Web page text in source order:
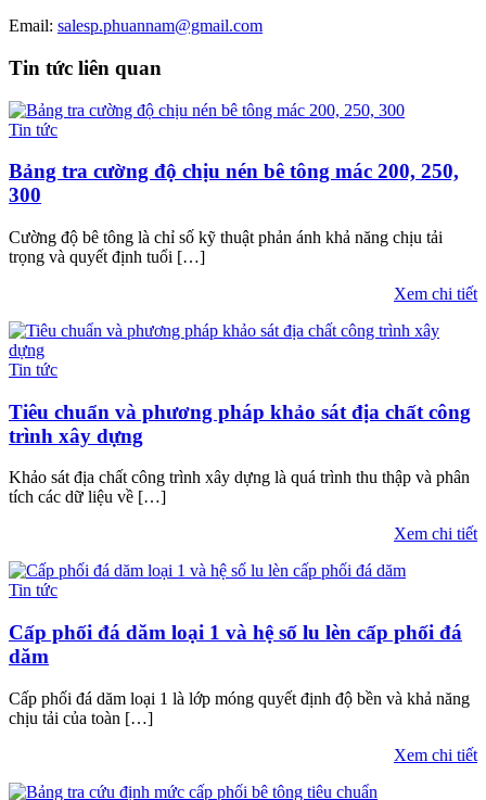
Email: salesp.phuannam@gmail.com
Tin tức liên quan
Tin tức
Bảng tra cường độ chịu nén bê tông mác 200, 250,
300
Cường độ bê tông là chỉ số kỹ thuật phản ánh khả năng chịu tải
trọng và quyết định tuổi […]
Xem chi tiết
Tin tức
Tiêu chuẩn và phương pháp khảo sát địa chất công
trình xây dựng​
Khảo sát địa chất công trình xây dựng là quá trình thu thập và phân
tích các dữ liệu về […]
Xem chi tiết
Tin tức
Cấp phối đá dăm loại 1 và hệ số lu lèn cấp phối đá
dăm
Cấp phối đá dăm loại 1 là lớp móng quyết định độ bền và khả năng
chịu tải của toàn […]
Xem chi tiết